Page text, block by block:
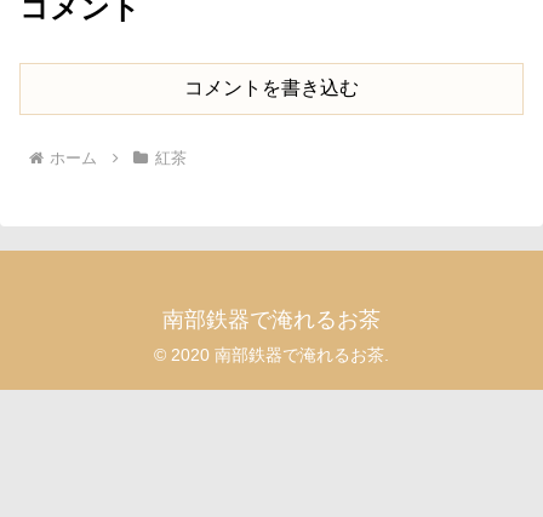
コメント
コメントを書き込む
ホーム 紅茶
南部鉄器で淹れるお茶
© 2020 南部鉄器で淹れるお茶.